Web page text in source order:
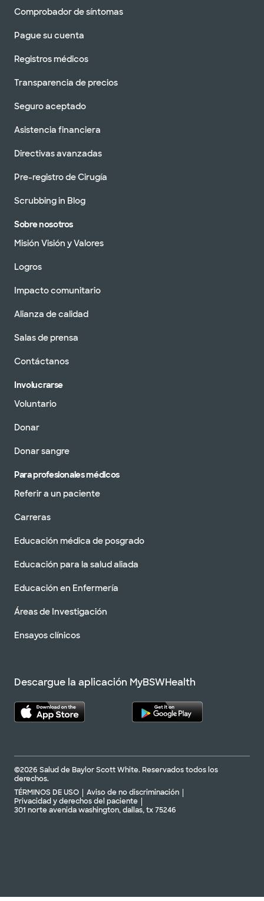
Comprobador de síntomas
Pague su cuenta
Registros médicos
Transparencia de precios
Seguro aceptado
Asistencia financiera
Directivas avanzadas
Pre-registro de Cirugía
Scrubbing in Blog
Sobre nosotros
Misión Visión y Valores
Logros
Impacto comunitario
Alianza de calidad
Salas de prensa
Contáctanos
Involucrarse
Voluntario
Donar
Donar sangre
Para profesionales médicos
Referir a un paciente
Carreras
Educación médica de posgrado
Educación para la salud aliada
Educación en Enfermería
Áreas de Investigación
Ensayos clínicos
Descargue la aplicación MyBSWHealth
©2026 Salud de Baylor Scott White. Reservados todos los
derechos.
TÉRMINOS DE USO
Aviso de no discriminación
Privacidad y derechos del paciente
301 norte avenida washington, dallas, tx 75246